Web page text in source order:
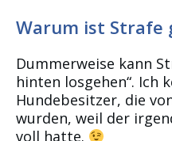
Warum ist Strafe
Dummerweise kann
hinten losgehen“. Ich
Hundebesitzer, die
wurden, weil der
voll hatte.